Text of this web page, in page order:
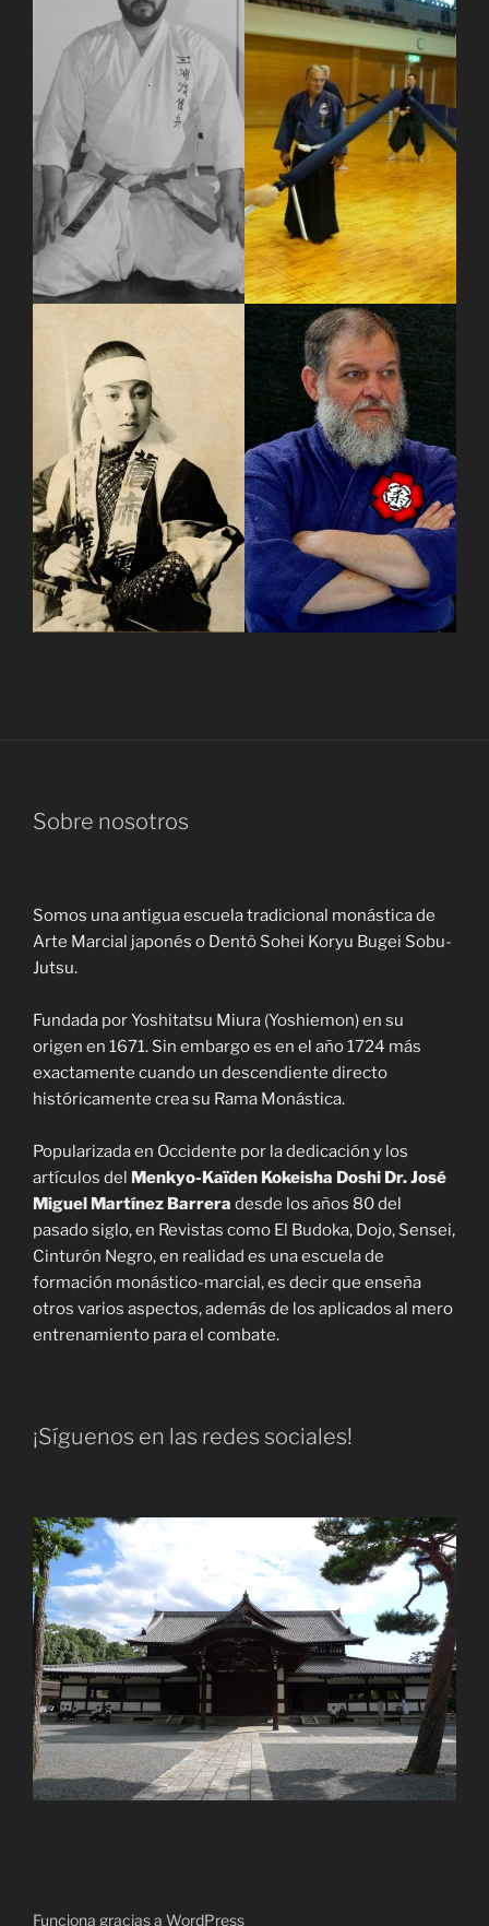
Sobre nosotros
Somos una antigua escuela tradicional monástica de
Arte Marcial japonés o Dentô Sohei Koryu Bugei Sobu-
Jutsu.
Fundada por Yoshitatsu Miura (Yoshiemon) en su
origen en 1671. Sin embargo es en el año 1724 más
exactamente cuando un descendiente directo
históricamente crea su Rama Monástica.
Popularizada en Occidente por la dedicación y los
artículos del Menkyo-Kaïden Kokeisha Doshi Dr. José
Miguel Martínez Barrera desde los años 80 del
pasado siglo, en Revistas como El Budoka, Dojo, Sensei,
Cinturón Negro, en realidad es una escuela de
formación monástico-marcial, es decir que enseña
otros varios aspectos, además de los aplicados al mero
entrenamiento para el combate.
¡Síguenos en las redes sociales!
Funciona gracias a WordPress